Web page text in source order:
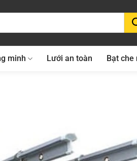
minh Lưới an toàn Bạt che